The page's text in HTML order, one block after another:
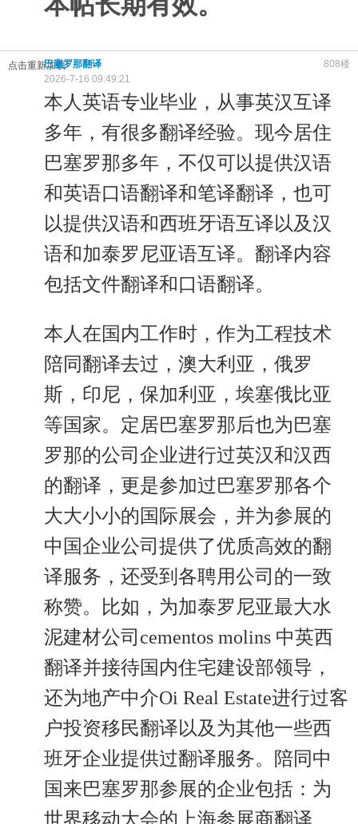
点击重新加载 808楼
巴塞罗那翻译
2026-7-16 09:49:21
本人英语专业毕业，从事英汉互译
多年，有很多翻译经验。现今居住
巴塞罗那多年，不仅可以提供汉语
和英语口语翻译和笔译翻译，也可
以提供汉语和西班牙语互译以及汉
语和加泰罗尼亚语互译。翻译内容
包括文件翻译和口语翻译。
本人在国内工作时，作为工程技术
陪同翻译去过，澳大利亚，俄罗
斯，印尼，保加利亚，埃塞俄比亚
等国家。定居巴塞罗那后也为巴塞
罗那的公司企业进行过英汉和汉西
的翻译，更是参加过巴塞罗那各个
大大小小的国际展会，并为参展的
中国企业公司提供了优质高效的翻
译服务，还受到各聘用公司的一致
称赞。比如，为加泰罗尼亚最大水
泥建材公司cementos molins 中英西
翻译并接待国内住宅建设部领导，
还为地产中介Oi Real Estate进行过客
户投资移民翻译以及为其他一些西
班牙企业提供过翻译服务。陪同中
国来巴塞罗那参展的企业包括：为
世界移动大会的上海参展商翻译